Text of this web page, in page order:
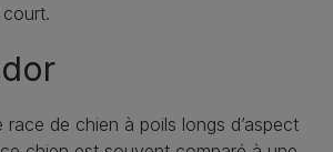
race de chien à poils longs d’aspect